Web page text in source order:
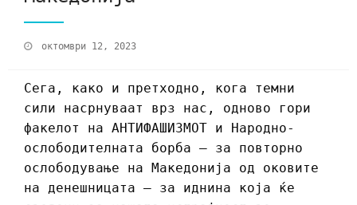
октомври 12, 2023
Сега, како и претходно, кога темни
сили насрнуваат врз нас, одново гори
факелот на АНТИФАШИЗМОТ и Народно-
ослободителната борба – за повторно
ослободување на
Македонија од оковите
на денешницата – за иднина која ќе